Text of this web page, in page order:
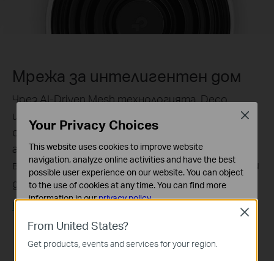
Мрежа за интелигентен дом
Чрез AI-Driven Mesh технологията, Deco
използва своите алгоритми, за да научи изучи
средата, в която работи мрежата и да
автоматизира своите връзки, осигурявайки
възможно най-силните Wi-Fi сигнали, където и
да сте в къщата.§
Научете повече за AI-Driven Mesh >
From United States?
Get products, events and services for your region.
Close
Your Privacy Choices
This website uses cookies to improve website
navigation, analyze online activities and have the best
possible user experience on our website. You can object
to the use of cookies at any time. You can find more
information in ourprivacy policy.
These cookies are necessary for the website to function
and cannot be deactivated in your systems.
Close